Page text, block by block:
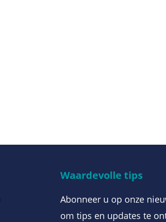
Waardevolle tips
Abonneer u op onze
om tips en updates te